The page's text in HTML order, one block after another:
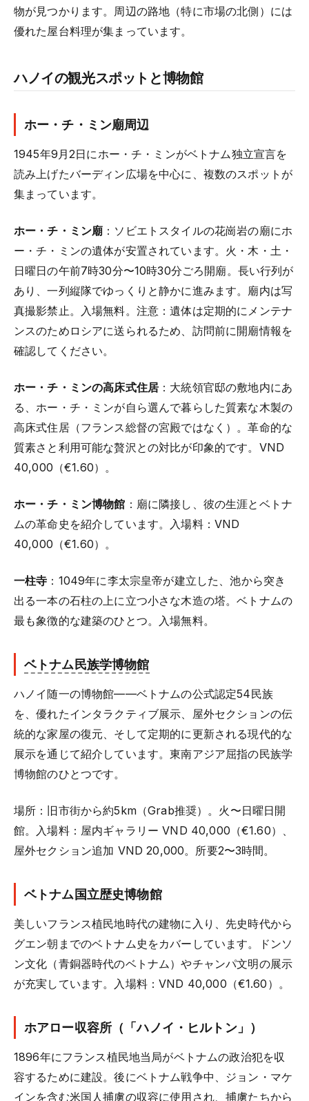
物が見つかります。周辺の路地（特に市場の北側）には
優れた屋台料理が集まっています。
ハノイの観光スポットと博物館
ホー・チ・ミン廟周辺
1945年9月2日にホー・チ・ミンがベトナム独立宣言を
読み上げたバーディン広場を中心に、複数のスポットが
集まっています。
ホー・チ・ミン廟 ：ソビエトスタイルの花崗岩の廟にホ
ー・チ・ミンの遺体が安置されています。火・木・土・
日曜日の午前7時30分〜10時30分ごろ開廟。長い行列が
あり、一列縦隊でゆっくりと静かに進みます。廟内は写
真撮影禁止。入場無料。注意：遺体は定期的にメンテナ
ンスのためロシアに送られるため、訪問前に開廟情報を
確認してください。
ホー・チ・ミンの高床式住居 ：大統領官邸の敷地内にあ
る、ホー・チ・ミンが自ら選んで暮らした質素な木製の
高床式住居（フランス総督の宮殿ではなく）。革命的な
質素さと利用可能な贅沢との対比が印象的です。VND
40,000（€1.60）。
ホー・チ・ミン博物館 ：廟に隣接し、彼の生涯とベトナ
ムの革命史を紹介しています。入場料：VND
40,000（€1.60）。
一柱寺 ：1049年に李太宗皇帝が建立した、池から突き
出る一本の石柱の上に立つ小さな木造の塔。ベトナムの
最も象徴的な建築のひとつ。入場無料。
ベトナム民族学博物館
ハノイ随一の博物館——ベトナムの公式認定54民族
を、優れたインタラクティブ展示、屋外セクションの伝
統的な家屋の復元、そして定期的に更新される現代的な
展示を通じて紹介しています。東南アジア屈指の民族学
博物館のひとつです。
場所：旧市街から約5km（Grab推奨）。火〜日曜日開
館。入場料：屋内ギャラリー VND 40,000（€1.60）、
屋外セクション追加 VND 20,000。所要2〜3時間。
ベトナム国立歴史博物館
美しいフランス植民地時代の建物に入り、先史時代から
グエン朝までのベトナム史をカバーしています。ドンソ
ン文化（青銅器時代のベトナム）やチャンパ文明の展示
が充実しています。入場料：VND 40,000（€1.60）。
ホアロー収容所（「ハノイ・ヒルトン」）
1896年にフランス植民地当局がベトナムの政治犯を収
容するために建設。後にベトナム戦争中、ジョン・マケ
インを含む米国人捕虜の収容に使用され、捕虜たちから